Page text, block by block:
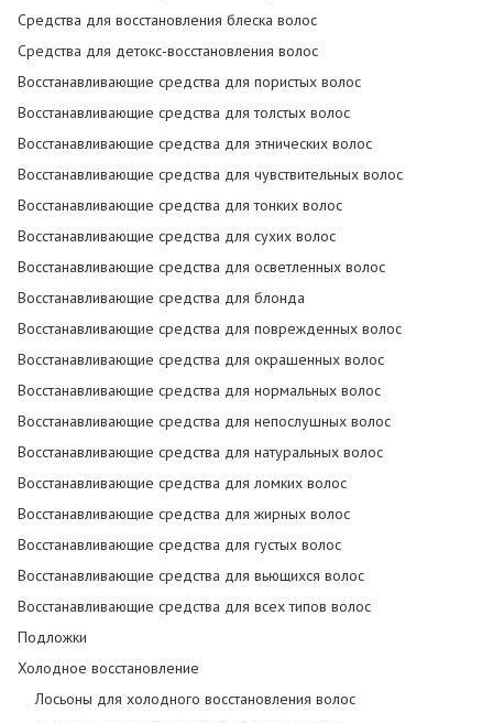
Средства для восстановления блеска волос
Средства для детокс-восстановления волос
Восстанавливающие средства для пористых волос
Восстанавливающие средства для толстых волос
Восстанавливающие средства для этнических волос
Восстанавливающие средства для чувствительных волос
Восстанавливающие средства для тонких волос
Восстанавливающие средства для сухих волос
Восстанавливающие средства для осветленных волос
Восстанавливающие средства для блонда
Восстанавливающие средства для поврежденных волос
Восстанавливающие средства для окрашенных волос
Восстанавливающие средства для нормальных волос
Восстанавливающие средства для непослушных волос
Восстанавливающие средства для натуральных волос
Восстанавливающие средства для ломких волос
Восстанавливающие средства для жирных волос
Восстанавливающие средства для густых волос
Восстанавливающие средства для вьющихся волос
Восстанавливающие средства для всех типов волос
Подложки
Холодное восстановление
Лосьоны для холодного восстановления волос